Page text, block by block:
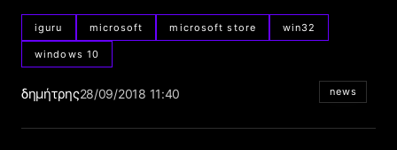
iguru microsoft microsoft store win32
windows 10
δημήτρης28/09/2018 11:40 news